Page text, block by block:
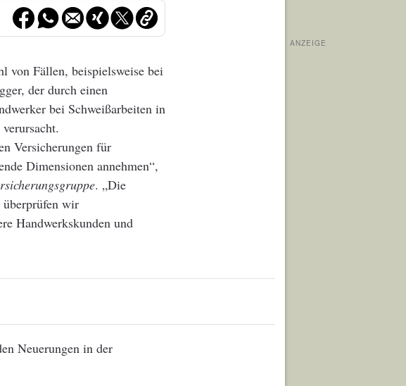
von Fällen, beispielsweise bei
der durch einen
bei Schweißarbeiten in
Versicherungen für
Dimensionen annehmen“,
. „Die
wir
Handwerkskunden und
Neuerungen in der
ANZEIGE